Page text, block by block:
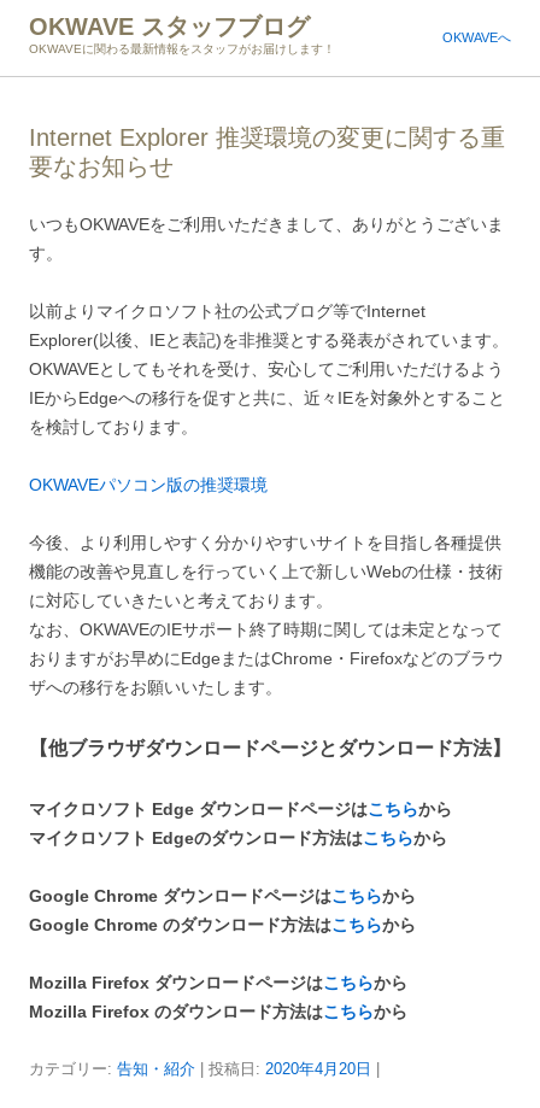
OKWAVE スタッフブログ
OKWAVEに関わる最新情報をスタッフがお届けします！
OKWAVEへ
Internet Explorer 推奨環境の変更に関する重
要なお知らせ
いつもOKWAVEをご利用いただきまして、ありがとうございま
す。
以前よりマイクロソフト社の公式ブログ等でInternet
Explorer(以後、IEと表記)を非推奨とする発表がされています。
OKWAVEとしてもそれを受け、安心してご利用いただけるよう
IEからEdgeへの移行を促すと共に、近々IEを対象外とすること
を検討しております。
OKWAVEパソコン版の推奨環境
今後、より利用しやすく分かりやすいサイトを目指し各種提供
機能の改善や見直しを行っていく上で新しいWebの仕様・技術
に対応していきたいと考えております。
なお、OKWAVEのIEサポート終了時期に関しては未定となって
おりますがお早めにEdgeまたはChrome・Firefoxなどのブラウ
ザへの移行をお願いいたします。
【他ブラウザダウンロードページとダウンロード方法】
マイクロソフト Edge ダウンロードページはこちらから
マイクロソフト Edgeのダウンロード方法はこちらから
Google Chrome ダウンロードページはこちらから
Google Chrome のダウンロード方法はこちらから
Mozilla Firefox ダウンロードページはこちらから
Mozilla Firefox のダウンロード方法はこちらから
カテゴリー: 告知・紹介 | 投稿日: 2020年4月20日